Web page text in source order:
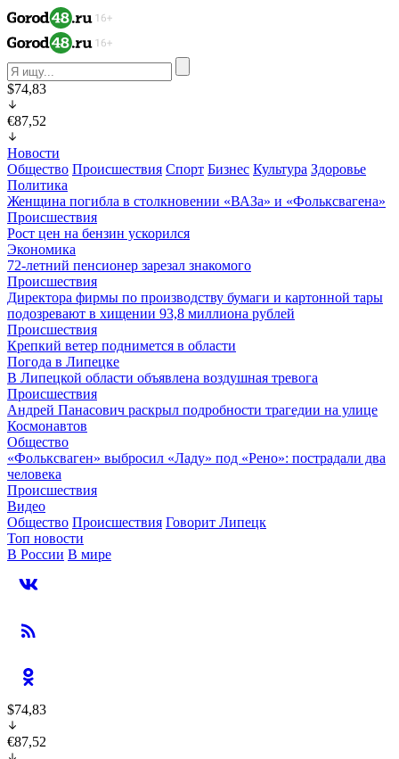
$74,83
€87,52
Новости
Общество Происшествия Спорт Бизнес Культура Здоровье
Политика
Женщина погибла в столкновении «ВАЗа» и «Фольксвагена»
Происшествия
Рост цен на бензин ускорился
Экономика
72-летний пенсионер зарезал знакомого
Происшествия
Директора фирмы по производству бумаги и картонной тары
подозревают в хищении 93,8 миллиона рублей
Происшествия
Крепкий ветер поднимется в области
Погода в Липецке
В Липецкой области объявлена воздушная тревога
Происшествия
Андрей Панасович раскрыл подробности трагедии на улице
Космонавтов
Общество
«Фольксваген» выбросил «Ладу» под «Рено»: пострадали два
человека
Происшествия
Видео
Общество Происшествия Говорит Липецк
Топ новости
В России В мире
$74,83
€87,52